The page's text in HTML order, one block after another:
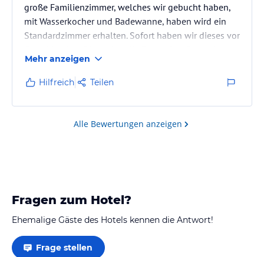
große Familienzimmer, welches wir gebucht haben,
mit Wasserkocher und Badewanne, haben wird ein
Standardzimmer erhalten. Sofort haben wir dieses vor
keinsterweise Interessiert, trotz das wir die
entsprechende Buchungsbestätigung vorlegten.
Stattdessen kam, seitens des Hotels nur freche
Nachfragen. Es wurde uns in keinsterweise entgegen
gekommen, nicht einmal eine Entschuldigung, oder
Mehr anzeigen
Hilfreich Teilen
Alle Bewertungen anzeigen
Fragen zum Hotel?
Ehemalige Gäste des Hotels kennen die Antwort!
Frage stellen